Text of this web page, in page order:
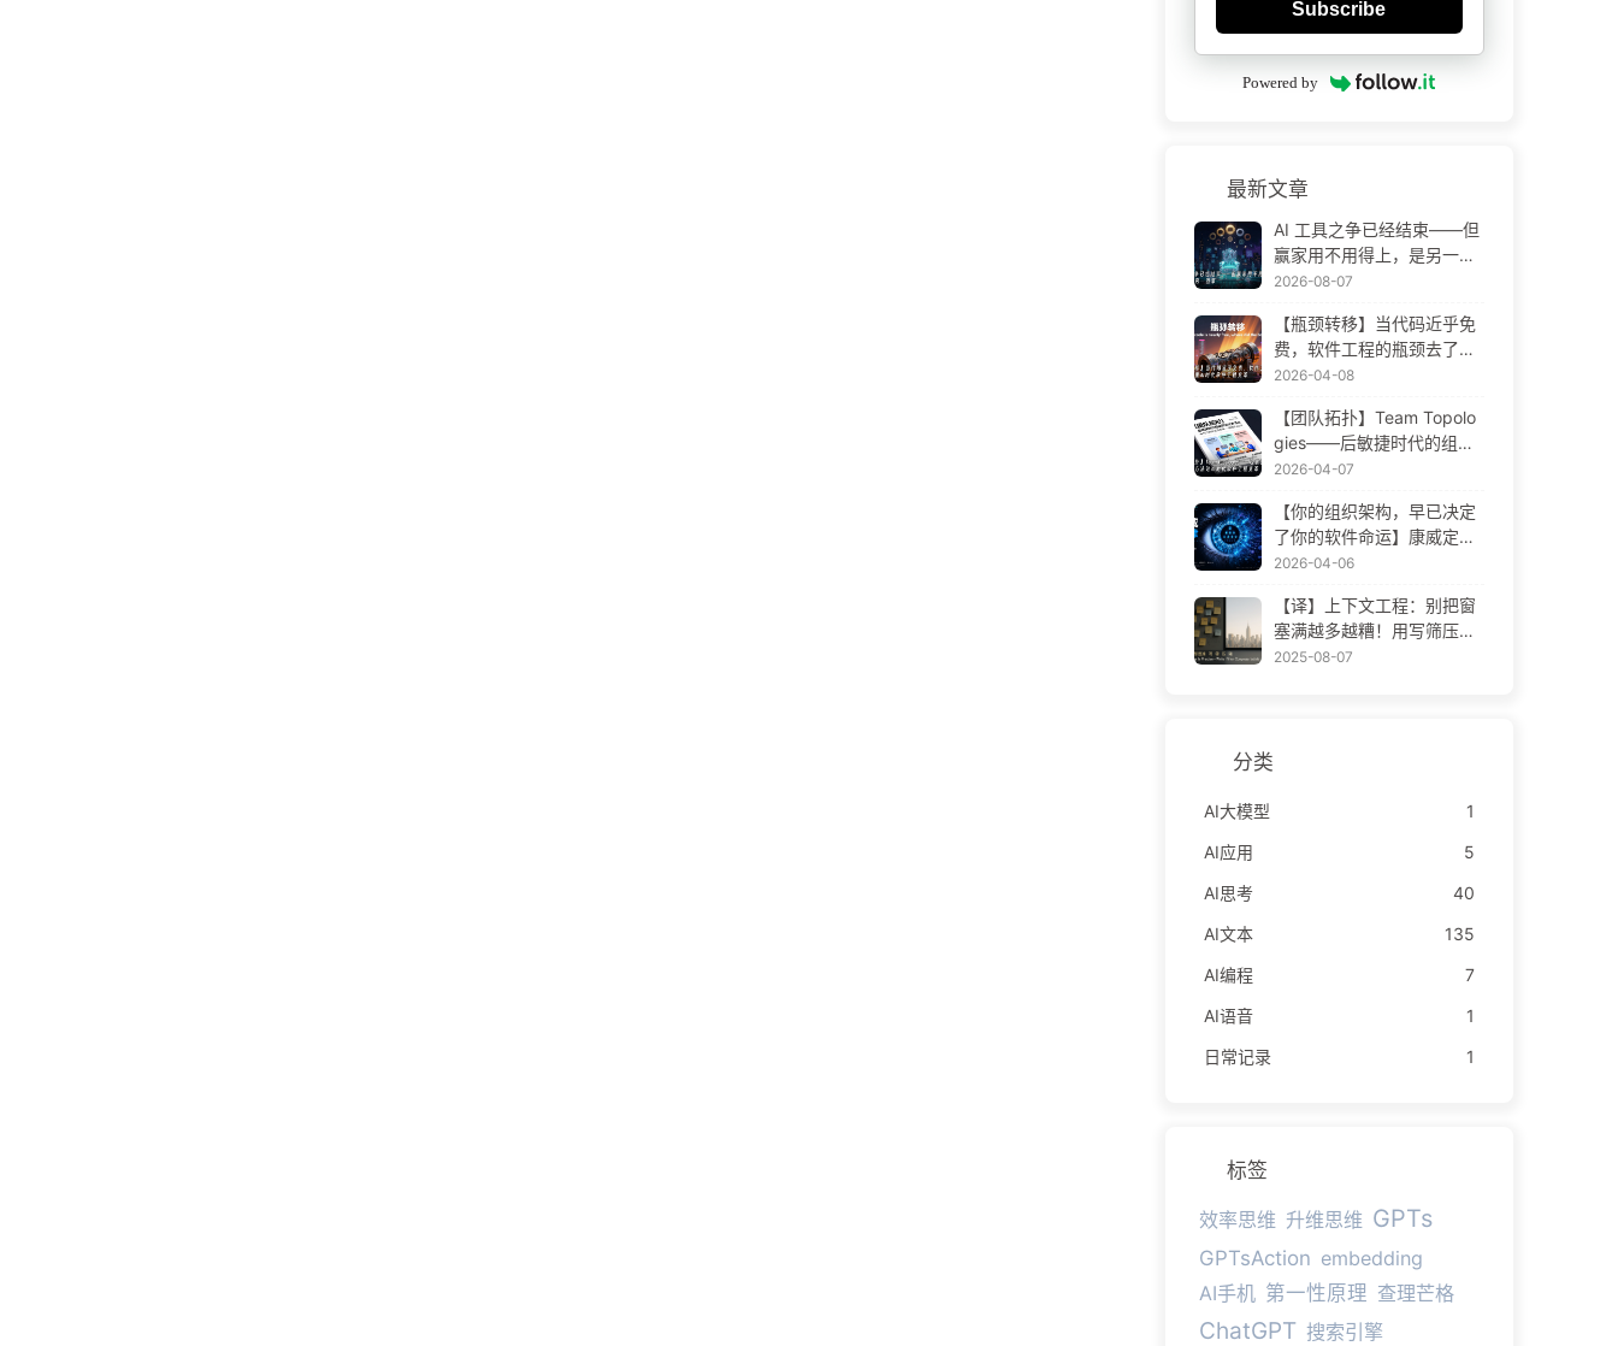
Subscribe
Powered by
最新文章
AI 工具之争已经结束——但
赢家用不用得上，是另一回
事——AI 时代软件工程变革·
2026-08-07
【瓶颈转移】当代码近乎免
费，软件工程的瓶颈去了哪
里 AI 时代软件工程变革——
2026-04-08
【团队拓扑】Team Topolo
gies——后敏捷时代的组织
设计方法论 AI 时代软件工程
2026-04-07
【你的组织架构，早已决定
了你的软件命运】康威定律
——被低估了 56 年的管理
——慢慢学AI171
2026-04-06
【译】上下文工程：别把窗
塞满越多越糟！用写筛压隔
四步，警惕投毒干扰混淆冲
2025-08-07
分类
AI大模型
1
AI应用
5
AI思考
40
AI文本
135
AI编程
7
AI语音
1
日常记录
1
标签
效率思维 升维思维 GPTs
GPTsAction embedding
AI手机 第一性原理 查理芒格
ChatGPT 搜索引擎